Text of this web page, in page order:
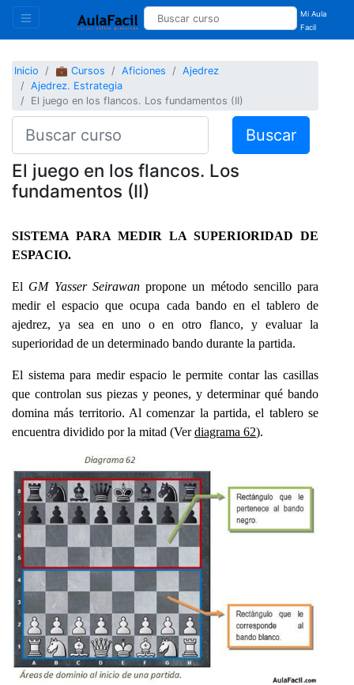
Mi Aula
Facil
Inicio 💼 Cursos Aficiones
Ajedrez
Ajedrez. Estrategia
El juego en los flancos. Los fundamentos (II)
Buscar
El juego en los flancos. Los
fundamentos (II)
SISTEMA PARA MEDIR LA SUPERIORIDAD DE
ESPACIO.
El GM Yasser Seirawanpropone un método sencillo para
medir el espacio que ocupa cada bando en el tablero de
ajedrez, ya sea en uno o en otro flanco, y evaluar la
superioridad de un determinado bando durante la partida.
El sistema para medir espacio le permite contar las casillas
que controlan sus piezas y peones, y determinar qué bando
domina más territorio. Al comenzar la partida, el tablero se
encuentra dividido por la mitad (Verdiagrama 62).